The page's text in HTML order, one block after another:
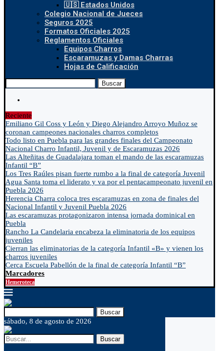
🇺🇸 Estados Unidos
Colegio Nacional de Jueces
Seguros 2025
Formatos Oficiales 2025
Reglamentos Oficiales
Equipos Charros
Escaramuzas y Damas Charras
Hojas de Calificación
Buscar
Reciente
Emiliano Gil Coss y León y Diego Alejandro Arroyo Muñoz se
coronan campeones nacionales charros completos
Todo listo en Puebla para las grandes finales del Campeonato
Nacional Charro Infantil, Juvenil y de Escaramuzas 2026
Las Alteñitas de Guadalajara toman el mando de las escaramuzas
Infantil “B”
Los Tres Raúles pisan fuerte rumbo a la final de categoría Juvenil
Agua Santa toma el liderato y va por el pentacampeonato juvenil en
Puebla 2026
Herencia Charra coloca tres escaramuzas en zona de finales del
Nacional Infantil y Juvenil Puebla 2026
Las escaramuzas protagonizaron intensa jornada dominical en
Puebla
Rancho La Candelaria encabeza la eliminatoria de los equipos
juveniles
Cierran las eliminatorias de la categoría Infantil «B» y vienen los
charros juveniles
Cerca Escuela Pabellón de la final de categoría Infantil “B”
Marcadores
Hemeroteca
Buscar
sábado, 8 de agosto de 2026
Buscar